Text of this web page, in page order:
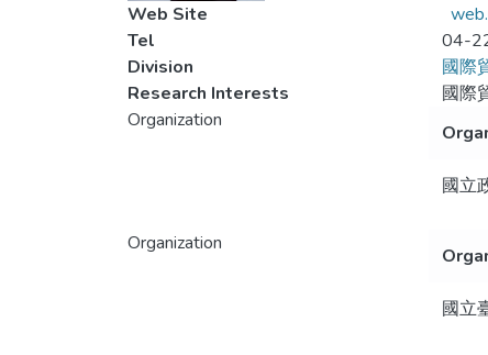
Web Site
Tel
04-
Division
國際
Research Interests
國際
Organization
國立
Organization
國立